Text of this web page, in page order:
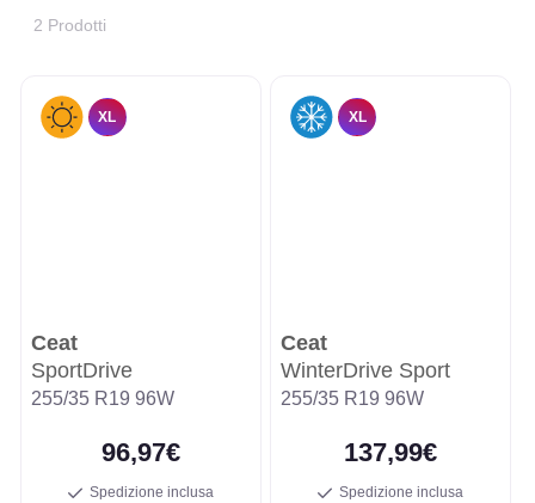
2 Prodotti
XL
Ceat
SportDrive
255/35 R19 96W
96,97€
Spedizione inclusa
XL
Ceat
WinterDrive Sport
255/35 R19 96W
137,99€
Spedizione inclusa